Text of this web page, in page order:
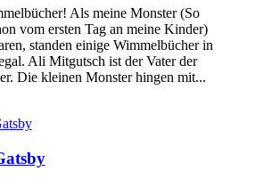
Als meine Monster (So
vom ersten Tag an meine Kinder)
standen einige Wimmelbücher in
Ali Mitgutsch ist der Vater der
Die kleinen Monster hingen mit...